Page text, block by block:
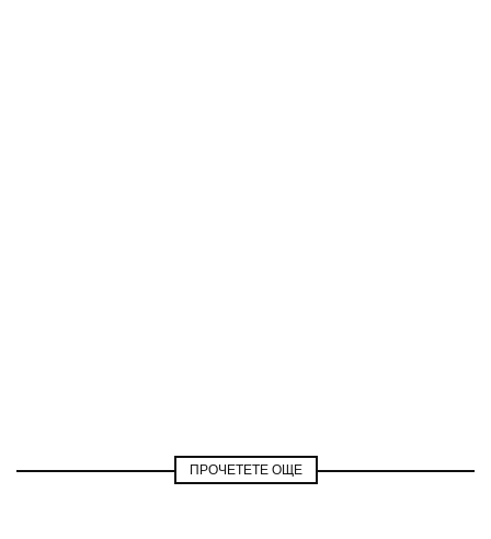
ПРОЧЕТЕТЕ ОЩЕ